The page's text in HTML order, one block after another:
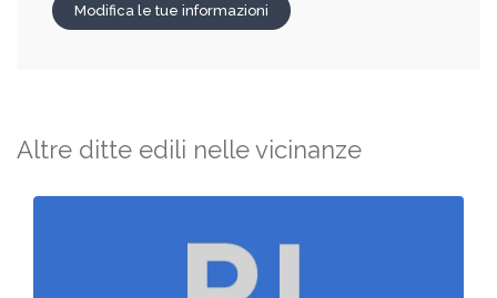
Modifica le tue informazioni
Altre ditte edili nelle vicinanze